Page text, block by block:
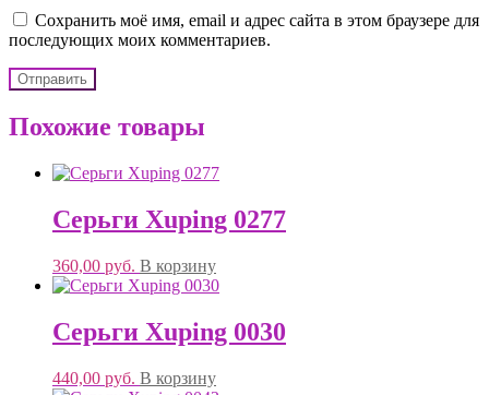
Сохранить моё имя, email и адрес сайта в этом браузере для
последующих моих комментариев.
Похожие товары
Серьги Xuping 0277
360,00 руб. В корзину
Серьги Xuping 0030
440,00 руб. В корзину